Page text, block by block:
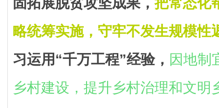
略统筹实施，守牢不发生规模性
习运用“千万工程”经验， 因地制
乡村建设，提升乡村治理和文明